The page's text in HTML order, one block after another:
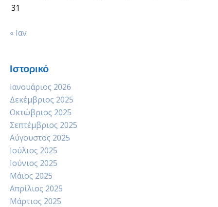
31
« Ιαν
Ιστορικό
Ιανουάριος 2026
Δεκέμβριος 2025
Οκτώβριος 2025
Σεπτέμβριος 2025
Αύγουστος 2025
Ιούλιος 2025
Ιούνιος 2025
Μάιος 2025
Απρίλιος 2025
Μάρτιος 2025